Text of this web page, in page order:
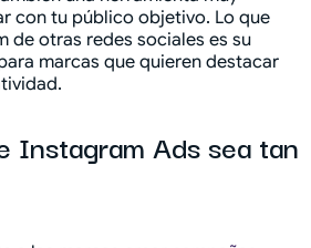
con tu público objetivo. Lo que
de otras redes sociales es su
marcas que quieren destacar
Instagram Ads sea tan